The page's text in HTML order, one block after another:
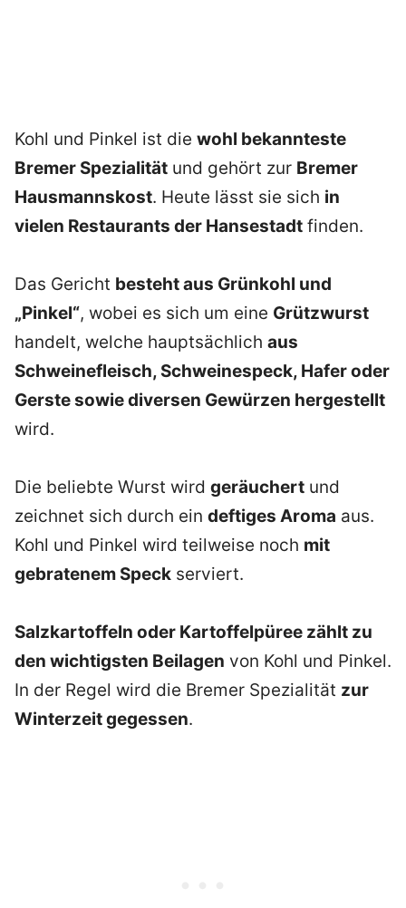
Kohl und Pinkel ist die wohl bekannteste
Bremer Spezialität und gehört zur Bremer
Hausmannskost. Heute lässt sie sich in
vielen Restaurants der Hansestadt finden.
Das Gericht besteht aus Grünkohl und
„Pinkel“, wobei es sich um eine Grützwurst
handelt, welche hauptsächlich aus
Schweinefleisch, Schweinespeck, Hafer oder
Gerste sowie diversen Gewürzen hergestellt
wird.
Die beliebte Wurst wird geräuchert und
zeichnet sich durch ein deftiges Aroma aus.
Kohl und Pinkel wird teilweise noch mit
gebratenem Speck serviert.
Salzkartoffeln oder Kartoffelpüree zählt zu
den wichtigsten Beilagen von Kohl und Pinkel.
In der Regel wird die Bremer Spezialität zur
Winterzeit gegessen.